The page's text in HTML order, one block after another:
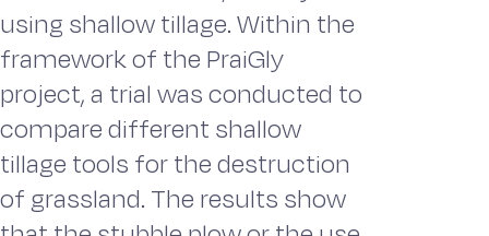
using shallow tillage. Within the
framework of the PraiGly
project, a trial was conducted to
compare different shallow
tillage tools for the destruction
of grassland. The results show